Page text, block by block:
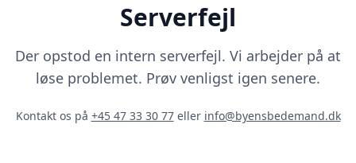
Serverfejl
Der opstod en intern serverfejl. Vi arbejder på at
løse problemet. Prøv venligst igen senere.
Kontakt os på +45 47 33 30 77eller info@byensbedemand.dk